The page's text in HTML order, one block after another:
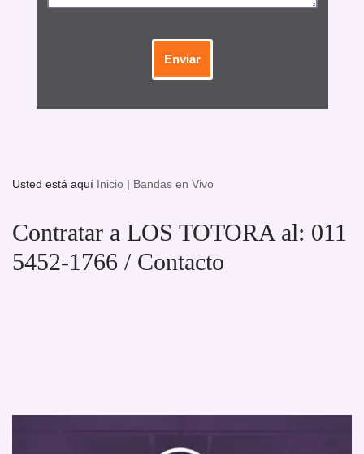
Usted está aquí Inicio | Bandas en Vivo
Contratar a LOS TOTORA al: 011
5452-1766 / Contacto